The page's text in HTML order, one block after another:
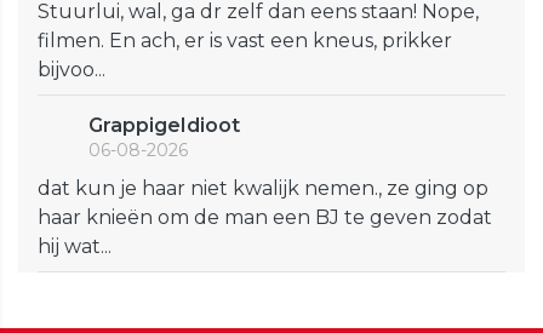
Stuurlui, wal, ga dr zelf dan eens staan! Nope,
filmen. En ach, er is vast een kneus, prikker
bijvoo...
GrappigeIdioot
06-08-2026
dat kun je haar niet kwalijk nemen., ze ging op
haar knieën om de man een BJ te geven zodat
hij wat...